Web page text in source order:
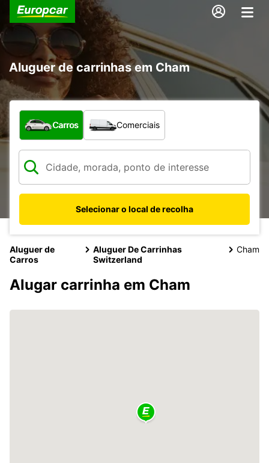
Aluguer de carrinhas em Cham
Que tipo de veículo pretende?
Carros Comerciais
Selecionar o local de recolha
Aluguer de
Carros
Aluguer De Carrinhas
Switzerland
Cham
Alugar carrinha em Cham